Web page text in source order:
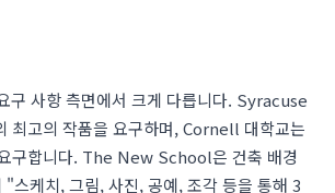
구 사항 측면에서 크게 다릅니다. Syracuse
최고의 작품을 요구하며, Cornell 대학교는
구합니다. The New School은 건축 배경
"스케치, 그림, 사진, 공예, 조각 등을 통해 3